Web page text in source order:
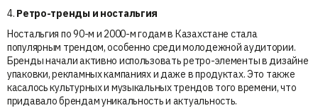
4. Ретро-тренды и ностальгия
Ностальгия по 90-м и 2000-м годам в Казахстане стала
популярным трендом, особенно среди молодежной аудитории.
Бренды начали активно использовать ретро-элементы в дизайне
упаковки, рекламных кампаниях и даже в продуктах. Это также
касалось культурных и музыкальных трендов того времени, что
придавало брендам уникальность и актуальность.